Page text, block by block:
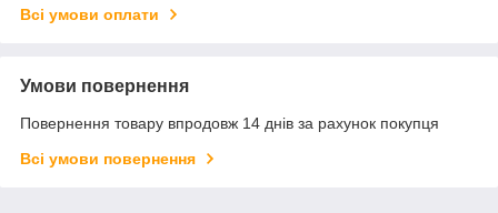
Всі умови оплати
Умови повернення
Повернення товару впродовж 14 днів за рахунок покупця
Всі умови повернення